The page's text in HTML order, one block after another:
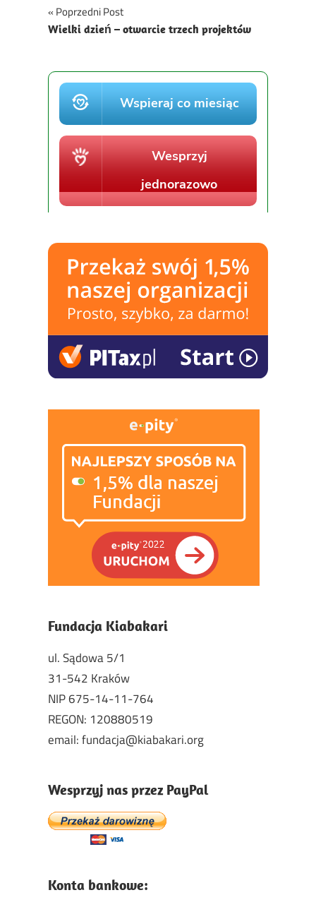
Nawigacja
wpisu
Poprzedni Post
Wielki dzień – otwarcie trzech projektów
Fundacja Kiabakari
ul. Sądowa 5/1
31-542 Kraków
NIP 675-14-11-764
REGON: 120880519
email: fundacja@kiabakari.org
Wesprzyj nas przez PayPal
Konta bankowe: